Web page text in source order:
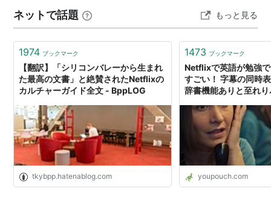
ネットで話題 もっと見る
1974 ブックマーク
【翻訳】「シリコンバレーから生まれ
た最高の文書」と絶賛されたNetflixの
カルチャーガイド全文 - BppLOG
tkybpp.hatenablog.com
1473 ブックマーク
Netflixで英語が勉強
すごい！ 字幕の同時
辞書機能ありと至れ
youpouch.com